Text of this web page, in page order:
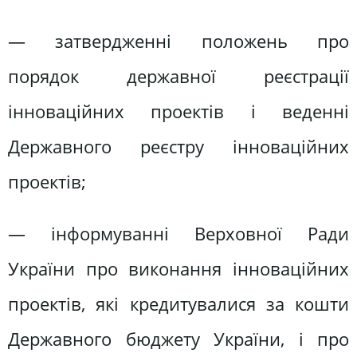
— затвердженні положень про
порядок державної реєстрації
інноваційних проектів і веденні
Державного реєстру інноваційних
проектів;
— інформуванні Верховної Ради
України про виконання інноваційних
проектів, які кредитувалися за кошти
Державного бюджету України, і про